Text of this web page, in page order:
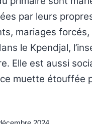
par leurs
mariages
le Kpendjal,
Elle est aussi
muette étouffée